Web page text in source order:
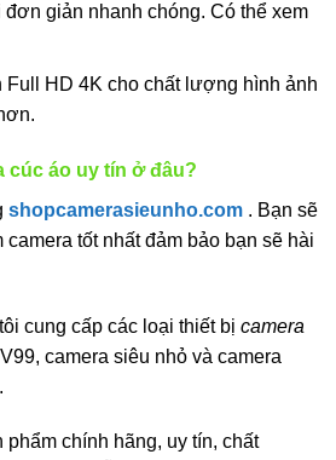
đơn giản nhanh chóng. Có thể xem
HD 4K cho chất lượng hình ảnh
cúc áo uy tín ở đâu?
shopcamerasieunho.com . Bạn sẽ
camera tốt nhất đảm bảo bạn sẽ hài
cung cấp các loại thiết bị camera
camera siêu nhỏ và camera
phẩm chính hãng, uy tín, chất